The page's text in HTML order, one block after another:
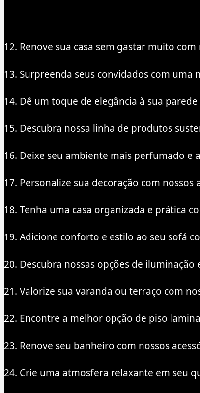
12. Renove sua casa sem gastar muito
13. Surpreenda seus convidados com
14. Dê um toque de elegância à sua
15. Descubra nossa linha de produtos
16. Deixe seu ambiente mais perfumado e
17. Personalize sua decoração com
18. Tenha uma casa organizada e prática
19. Adicione conforto e estilo ao seu sofá
20. Descubra nossas opções de
21. Valorize sua varanda ou terraço com
22. Encontre a melhor opção de piso
23. Renove seu banheiro com nossos
24. Crie uma atmosfera relaxante em seu